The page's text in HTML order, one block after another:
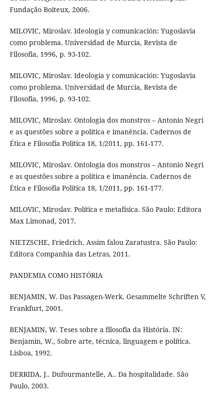
Fundação Boiteux, 2006.
MILOVIC, Miroslav. Ideología y comunicación: Yugoslavia
como problema. Universidad de Murcia, Revista de
Filosofia, 1996, p. 93-102.
MILOVIC, Miroslav. Ideología y comunicación: Yugoslavia
como problema. Universidad de Murcia, Revista de
Filosofia, 1996, p. 93-102.
MILOVIC, Miroslav. Ontologia dos monstros – Antonio Negri
e as questões sobre a política e imanência. Cadernos de
Ética e Filosofia Política 18, 1/2011, pp. 161-177.
MILOVIC, Miroslav. Ontologia dos monstros – Antonio Negri
e as questões sobre a política e imanência. Cadernos de
Ética e Filosofia Política 18, 1/2011, pp. 161-177.
MILOVIC, Miroslav. Política e metafísica. São Paulo: Editora
Max Limonad, 2017.
NIETZSCHE, Friedrich. Assim falou Zaratustra. São Paulo:
Editora Companhia das Letras, 2011.
PANDEMIA COMO HISTÓRIA
BENJAMIN, W. Das Passagen-Werk. Gesammelte Schriften V,
Frankfurt, 2001.
BENJAMIN, W. Teses sobre a filosofia da História. IN:
Benjamin, W., Sobre arte, técnica, linguagem e política.
Lisboa, 1992.
DERRIDA, J.. Dufourmantelle, A.. Da hospitalidade. São
Paulo, 2003.